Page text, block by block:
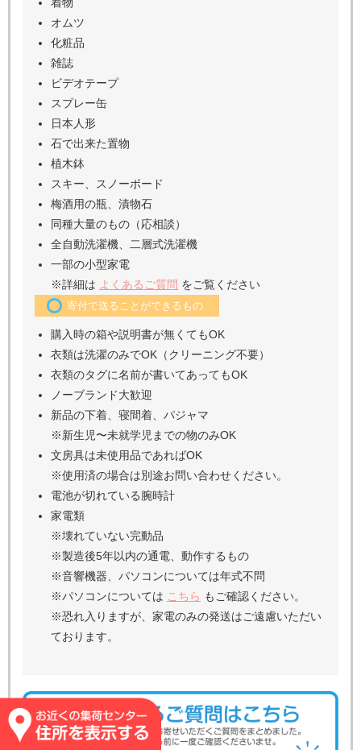
※これまで多数の品物をお送りいただいておりますが、返送し
た例はございませんので、安心してご利用くださいませ。
お送りいただけないもの
食品、液体
布団、寝具、ベッド、カーテン、カーペット
※ギフト系の布団、毛布、タオルは未使用ならOK。
※電気毛布は受付不可。
食器（札幌集荷センターのみ受付不可
紙皿、紙コップ等の使い捨て食器
割れている食器
制服・作業着の同種大量
両足揃っていない靴
合皮が剥がれているバッグ・かばん、靴
使用済みの下着、肌着、靴下、タオル、ストッキン
グ、ハンカチ
着物
オムツ
化粧品
雑誌
ビデオテープ
スプレー缶
日本人形
石で出来た置物
植木鉢
スキー、スノーボード
梅酒用の瓶、漬物石
同種大量のもの（応相談）
全自動洗濯機、二層式洗濯機
一部の小型家電
※詳細は
よくあるご質問
衣類は洗濯のみでOK（クリーニング不要）
衣類のタグに名前が書いてあってもOK
ノーブランド大歓迎